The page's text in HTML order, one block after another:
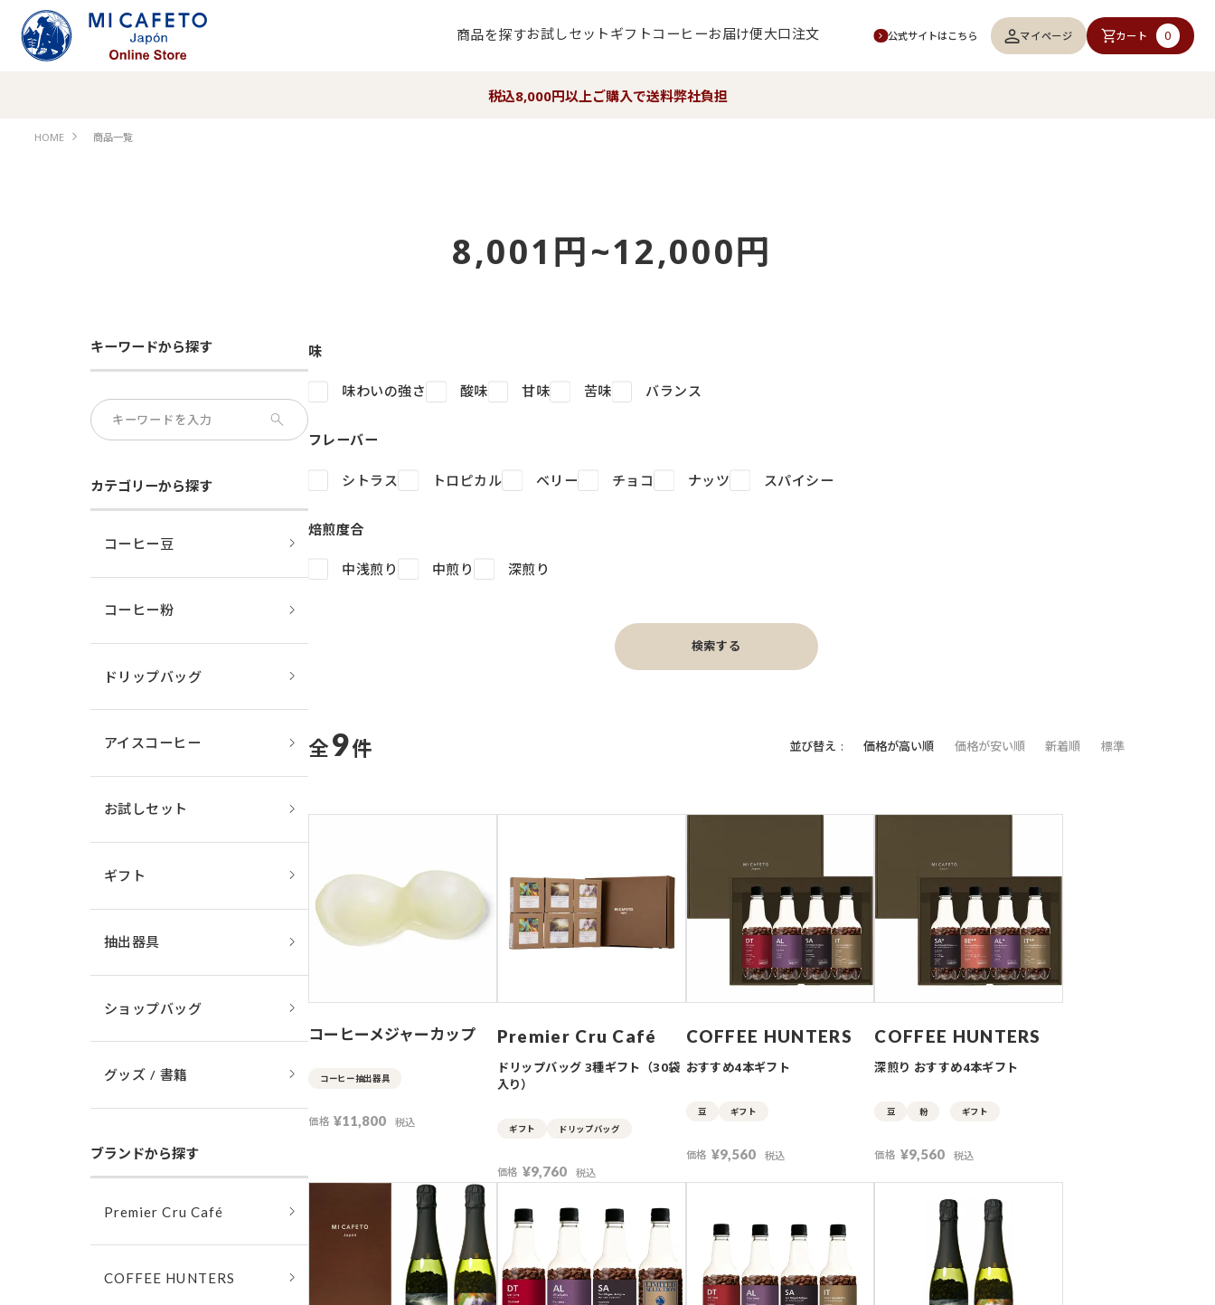
商品を探すお試しセット ギフト コーヒーお届け便大口注文 公式サイトはこちら マイページ カート 0
税込8,000円以上ご購入で送料弊社負担
HOME 商品一覧
8,001円~12,000円
キーワードから探す
カテゴリーから探す
コーヒー豆
コーヒー粉
ドリップバッグ
アイスコーヒー
お試しセット
ギフト
抽出器具
ショップバッグ
グッズ / 書籍
ブランドから探す
Premier Cru Café
COFFEE HUNTERS
味
味わいの強さ 酸味 甘味 苦味 バランス
フレーバー
シトラス トロピカル ベリー チョコ ナッツ スパイシー
焙煎度合
中浅煎り 中煎り 深煎り
検索する
並び替え 標準
新着順
価格が安い順
価格が高い順
9
コーヒーメジャーカップ
コーヒー抽出器具
価格 ¥11,800 税込
Premier Cru Café
ドリップバッグ 3種ギフト（30袋
入り）
ギフト ドリップバッグ
価格 ¥9,760 税込
COFFEE HUNTERS
おすすめ4本ギフト
豆 ギフト
価格 ¥9,560 税込
COFFEE HUNTERS
深煎り おすすめ4本ギフト
豆 粉 ギフト
価格 ¥9,560 税込